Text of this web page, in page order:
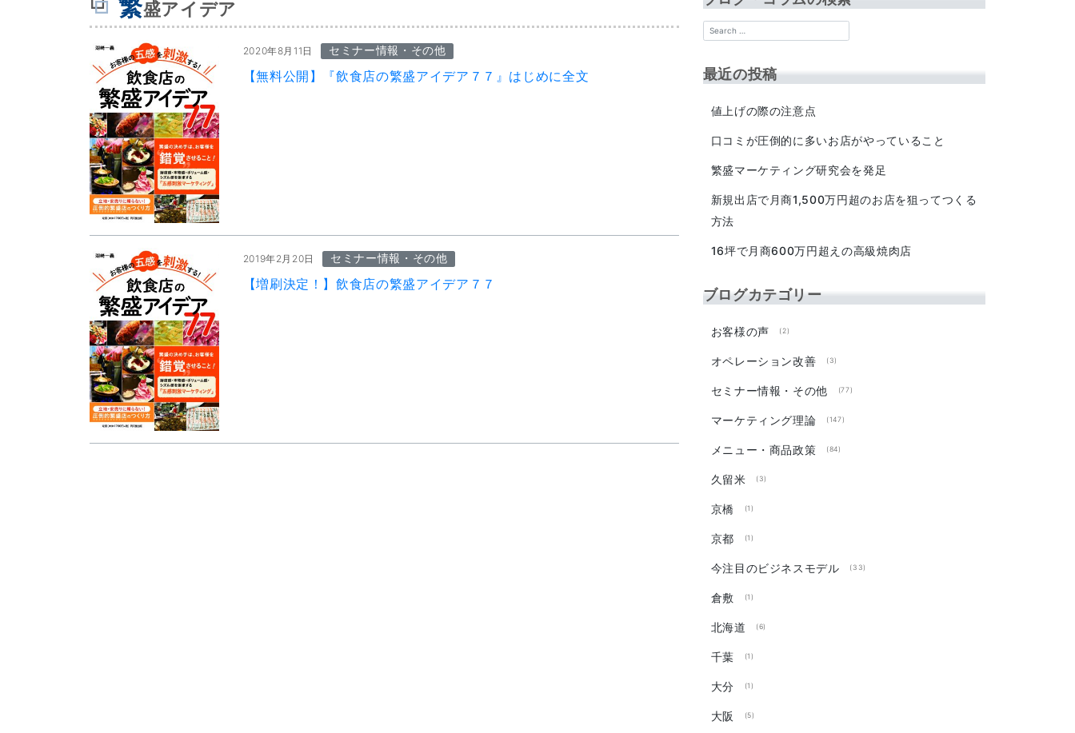
繁盛アイデア
2020年8月11日 セミナー情報・その他
【無料公開】『飲食店の繁盛アイデア７７』はじめに全文
2019年2月20日 セミナー情報・その他
【増刷決定！】飲食店の繁盛アイデア７７
最近の投稿
値上げの際の注意点
口コミが圧倒的に多いお店がやっていること
繁盛マーケティング研究会を発足
新規出店で月商1,500万円超のお店を狙ってつくる
方法
16坪で月商600万円超えの高級焼肉店
ブログカテゴリー
お客様の声 (2)
オペレーション改善 (3)
セミナー情報・その他 (77)
マーケティング理論 (147)
メニュー・商品政策 (84)
久留米 (3)
京橋 (1)
京都 (1)
今注目のビジネスモデル (33)
倉敷 (1)
北海道 (6)
千葉 (1)
大分 (1)
大阪 (5)